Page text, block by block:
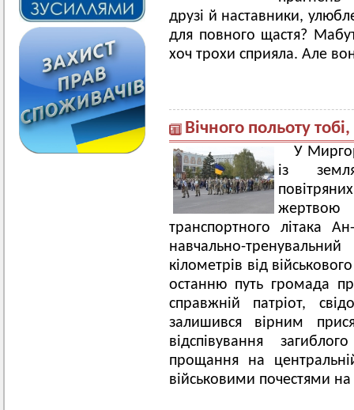
друзі й наставники,
для повного щастя?
хоч трохи сприяла. Але
Вічного польоту
У
із
транспортного літака
навчально-
кілометрів від
останню путь громада
справжній патріот,
залишився вірним
відспівування
прощання на
військовими почестями